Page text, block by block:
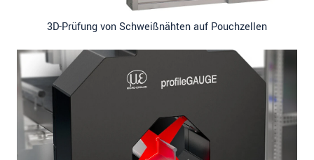
3D-Prüfung von Schweißnähten auf Pouchzellen